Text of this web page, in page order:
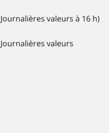
valeurs à 16 h)
valeurs